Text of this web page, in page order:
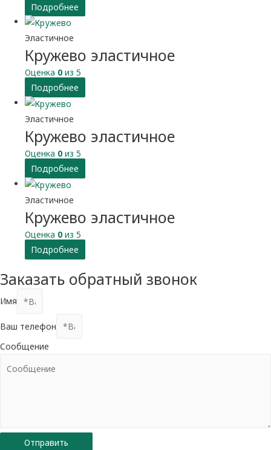
Подробнее
Эластичное
Кружево эластичное
Оценка 0 из 5
Подробнее
Эластичное
Кружево эластичное
Оценка 0 из 5
Подробнее
Эластичное
Кружево эластичное
Оценка 0 из 5
Подробнее
Заказать обратный звонок
Имя
Ваш телефон
Сообщение
Отправить